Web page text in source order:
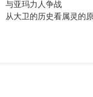
亚玛力人争战
大卫的历史看属灵的